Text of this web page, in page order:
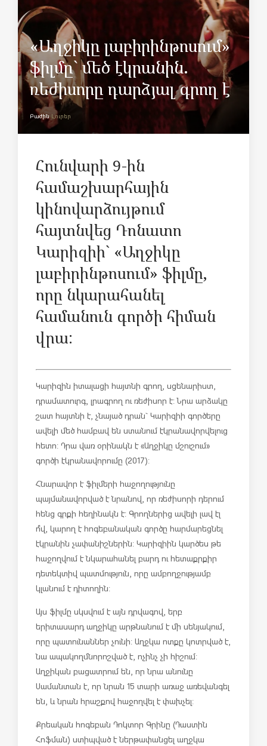
«Աղջիկը լաբիրինթոսում»
ֆիլմը` մեծ էկրանին.
ռեժիսորը դարձյալ գրող է
ԲաժինԼուրեր
Հունվարի 9-ին
համաշխարհային
կինովարձույթում
հայտնվեց Դոնատո
Կարիզիի` «Աղջիկը
լաբիրինթոսում» ֆիլմը,
որը նկարահանել
համանուն գործի հիման
վրա:
Կարիզին իտալացի հայտնի գրող, սցենարիստ,
դրամատուրգ, լրագրող ու ռեժիսոր է: Նրա արձակը
շատ հայտնի է, չնայած դրան` Կարիզիի գործերը
ավելի մեծ համբավ են ստանում էկրանավորվելուց
հետո: Դրա վառ օրինակն է «Աղջիկը մշուշում»
գործի էկրանավորումը (2017):
Հնարավոր է ֆիլմերի հաջողությունը
պայմանավորված է նրանով, որ ռեժիսորի դերում
հենց գրքի հեղինակն է: Գրողներից ավելի լավ էլ
ո՞վ, կարող է հոգեբանական գործը հարմարեցնել
էկրանին չափանիշներին: Կարիզիին կարծես թե
հաջողվում է նկարահանել բարդ ու հետաքրքիր
դետեկտիվ պատմություն, որը ամբողջությամբ
կլանում է դիտողին:
Այս ֆիլմը սկսվում է այն դրվագով, երբ
երիտասարդ աղջիկը արթնանում է մի սենյակում,
որը պատունաններ չունի: Աղջկա ոտքը կոտրված է,
նա ապակողմնորոշված է, ոչինչ չի հիշում:
Աղջիկան բացատրում են, որ նրա անունը
Սամանտան է, որ նրան 15 տարի առաջ առեվանգել
են, և նրան հրաշքով հաջողվել է փախչել:
Քրեական հոգեբան Դոկտոր Գրինը (Դաստին
Հոֆման) ստիպված է ներթափանցել աղջկա